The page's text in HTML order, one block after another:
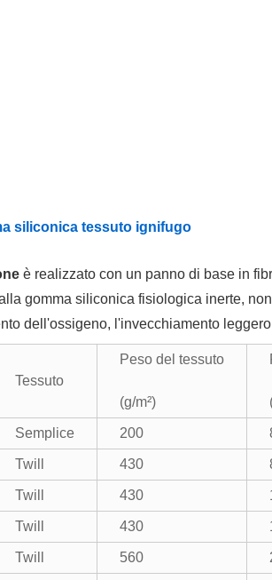
siliconica tessuto ignifugo
è realizzato con un panno di base in
gomma siliconica fisiologica inerte,
dell'ossigeno, l'invecchiamento
Tessuto
Peso del tessuto
(g/m²)
Semplice 200
Twill 430
Twill 430
Twill 430
Twill 560